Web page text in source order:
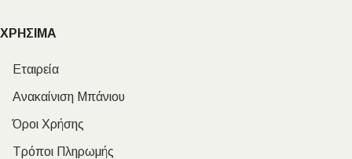
ΧΡΗΣΙΜΑ
Εταιρεία
Ανακαίνιση Μπάνιου
Όροι Χρήσης
Τρόποι Πληρωμής